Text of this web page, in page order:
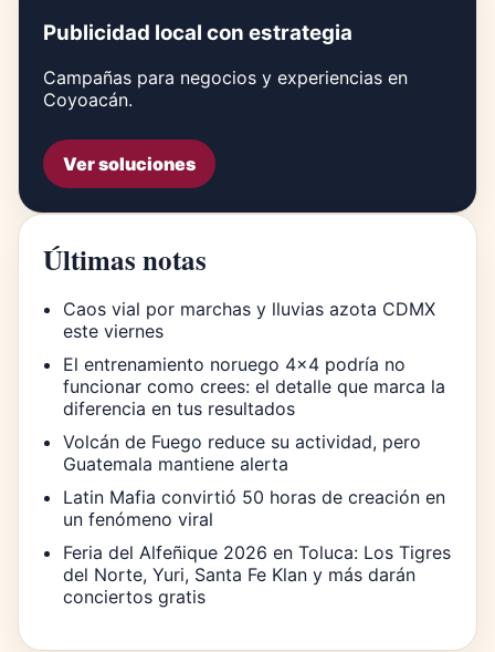
Publicidad local con estrategia
Campañas para negocios y experiencias en
Coyoacán.
Ver soluciones
Últimas notas
Caos vial por marchas y lluvias azota CDMX
este viernes
El entrenamiento noruego 4×4 podría no
funcionar como crees: el detalle que marca la
diferencia en tus resultados
Volcán de Fuego reduce su actividad, pero
Guatemala mantiene alerta
Latin Mafia convirtió 50 horas de creación en
un fenómeno viral
Feria del Alfeñique 2026 en Toluca: Los Tigres
del Norte, Yuri, Santa Fe Klan y más darán
conciertos gratis